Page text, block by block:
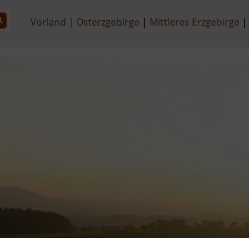
Vorland Osterzgebirge Mittleres Erzgebirge